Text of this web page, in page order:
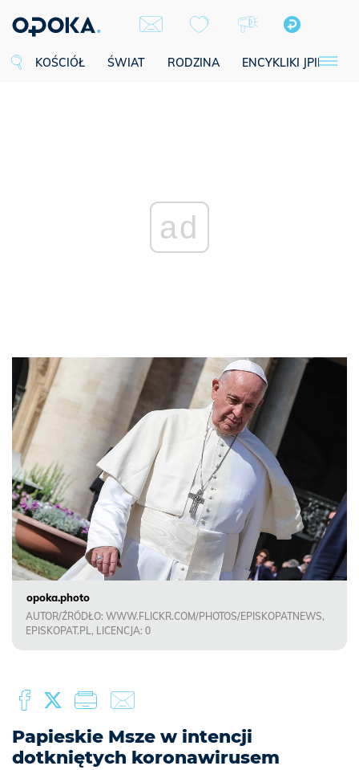
KOŚCIÓŁ ŚWIAT RODZINA ENCYKLIKI JPII
ad
opoka.photo
AUTOR/ŹRÓDŁO: WWW.FLICKR.COM/PHOTOS/EPISKOPATNEWS,
EPISKOPAT.PL, LICENCJA: 0
Papieskie Msze w intencji
dotkniętych koronawirusem